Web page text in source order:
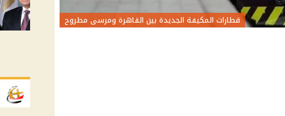
قطارات المكيفة الجديدة بين القاهرة ومرسى مطروح